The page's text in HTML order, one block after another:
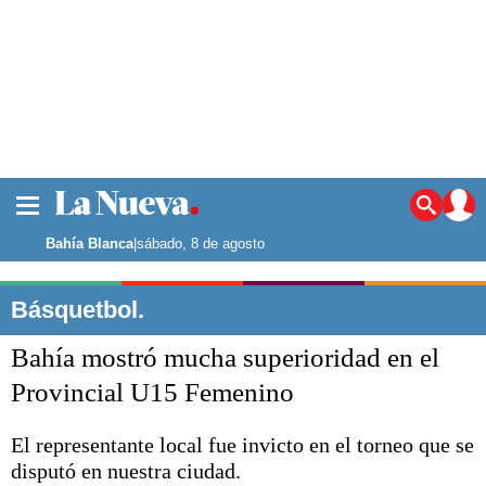
Noticias
La ciudad
Punta Alta
El mundo
Seguridad
Deportes
Escenario Olímpico
Liga del Sur
Bahía Blanca|sábado, 8 de agosto
Básquetbol.
Bahía mostró mucha superioridad en el
Provincial U15 Femenino
El representante local fue invicto en el torneo que se
disputó en nuestra ciudad.